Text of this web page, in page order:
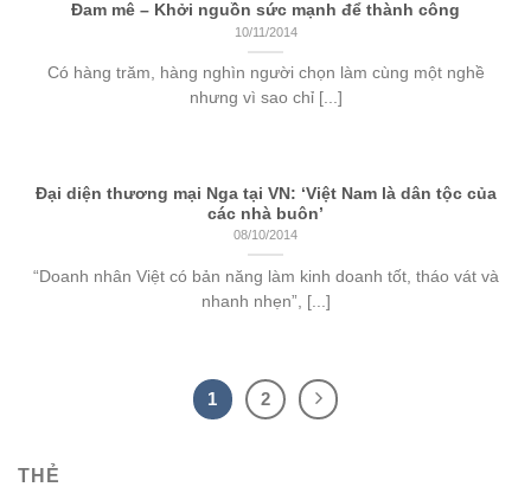
Đam mê – Khởi nguồn sức mạnh để thành công
10/11/2014
Có hàng trăm, hàng nghìn người chọn làm cùng một nghề
nhưng vì sao chỉ [...]
Đại diện thương mại Nga tại VN: ‘Việt Nam là dân tộc của
các nhà buôn’
08/10/2014
“Doanh nhân Việt có bản năng làm kinh doanh tốt, tháo vát và
nhanh nhẹn”, [...]
1 2
THẺ